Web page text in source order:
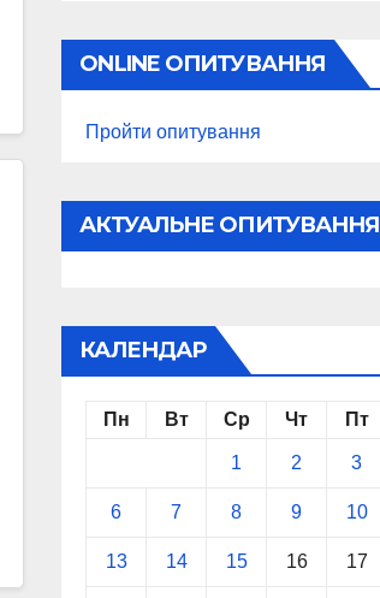
ONLINE ОПИТУВАННЯ
Пройти опитування
АКТУАЛЬНЕ ОПИТУВАННЯ
КАЛЕНДАР
Пн Вт Ср Чт Пт
1 2 3
6 7 8 9 10
13 14 15 16 17